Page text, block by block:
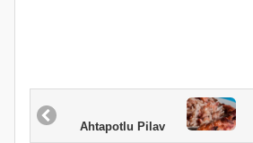
Ahtapotlu Pilav